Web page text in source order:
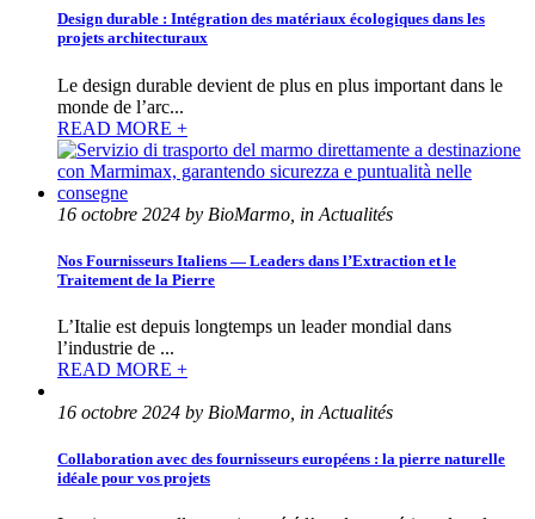
Design durable : Intégration des matériaux écologiques dans les
projets architecturaux
Le design durable devient de plus en plus important dans le
monde de l’arc...
READ MORE +
16 octobre 2024 by BioMarmo, in Actualités
Nos Fournisseurs Italiens — Leaders dans l’Extraction et le
Traitement de la Pierre
L’Italie est depuis longtemps un leader mondial dans
l’industrie de ...
READ MORE +
16 octobre 2024 by BioMarmo, in Actualités
Collaboration avec des fournisseurs européens : la pierre naturelle
idéale pour vos projets